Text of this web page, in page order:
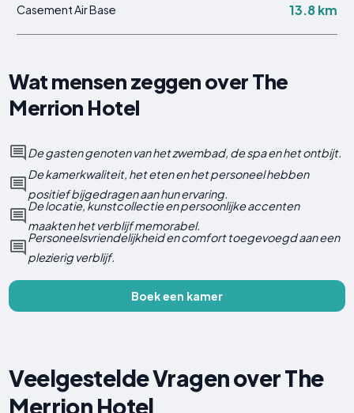
Casement Air Base 13.8 km
Wat mensen zeggen over The
Merrion Hotel
De gasten genoten van het zwembad, de spa en het ontbijt.
De kamerkwaliteit, het eten en het personeel hebben
positief bijgedragen aan hun ervaring.
De locatie, kunstcollectie en persoonlijke accenten
maakten het verblijf memorabel.
Personeelsvriendelijkheid en comfort toegevoegd aan een
plezierig verblijf.
Boek een kamer
Veelgestelde Vragen over The
Merrion Hotel